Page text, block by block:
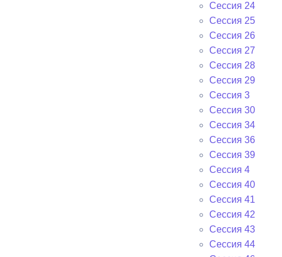
Сессия 24
Сессия 25
Сессия 26
Сессия 27
Сессия 28
Сессия 29
Сессия 3
Сессия 30
Сессия 34
Сессия 36
Сессия 39
Сессия 4
Сессия 40
Сессия 41
Сессия 42
Сессия 43
Сессия 44